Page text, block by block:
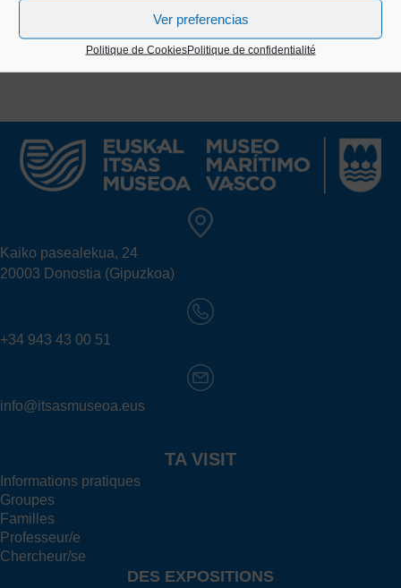
Ver preferencias
Politique de CookiesPolitique de confidentialité
Kaiko pasealekua, 24
20003 Donostia (Gipuzkoa)
+34 943 43 00 51
info@itsasmuseoa.eus
TA VISIT
Informations pratiques
Groupes
Familles
Professeur/e
Chercheur/se
DES EXPOSITIONS